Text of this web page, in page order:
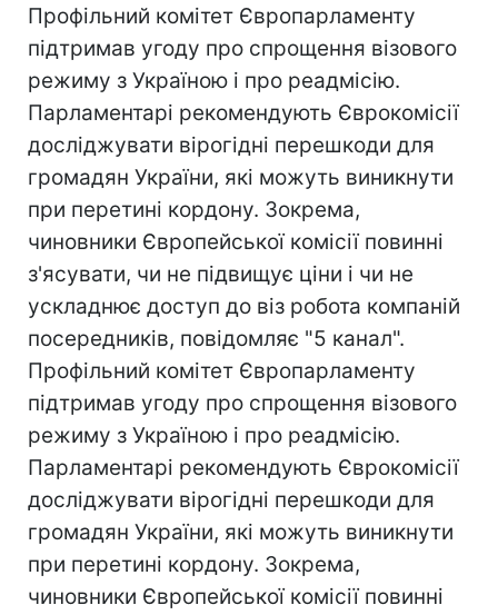
Профільний комітет Європарламенту
підтримав угоду про спрощення візового
режиму з Україною і про реадмісію.
Парламентарі рекомендують Єврокомісії
досліджувати вірогідні перешкоди для
громадян України, які можуть виникнути
при перетині кордону. Зокрема,
чиновники Європейської комісії повинні
з'ясувати, чи не підвищує ціни і чи не
ускладнює доступ до віз робота компаній
посередників, повідомляє "5 канал".
Профільний комітет Європарламенту
підтримав угоду про спрощення візового
режиму з Україною і про реадмісію.
Парламентарі рекомендують Єврокомісії
досліджувати вірогідні перешкоди для
громадян України, які можуть виникнути
при перетині кордону. Зокрема,
чиновники Європейської комісії повинні